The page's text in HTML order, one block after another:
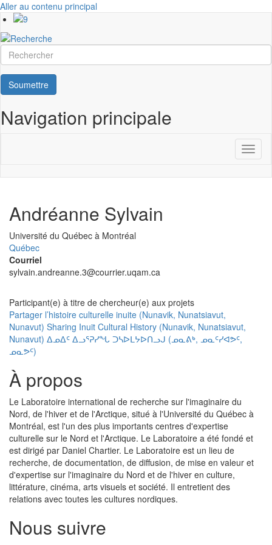
Aller au contenu principal
Rechercher
Soumettre
Navigation principale
Andréanne Sylvain
Université
Université du Québec à Montréal
Québec
Courriel
sylvain.andreanne.3@courrier.uqam.ca
Participant(e) à titre de chercheur(e) aux projets
Partager l’histoire culturelle inuite (Nunavik, Nunatsiavut,
Nunavut) Sharing Inuit Cultural History (Nunavik, Nunatsiavut,
Nunavut) ᐃᓄᐃᑦ ᐃᓗᕐᕈᓯᖓ ᑐᓴᐅᒪᔭᐅᑎᓗᒍ (ᓄᓇᕕᒃ, ᓄᓇᑦᓯᐊᕗᑦ,
ᓄᓇᕗᑦ)
À propos
Le Laboratoire international de recherche sur l'imaginaire du
Nord, de l'hiver et de l'Arctique, situé à l'Université du Québec à
Montréal, est l'un des plus importants centres d'expertise
culturelle sur le Nord et l'Arctique. Le Laboratoire a été fondé et
est dirigé par Daniel Chartier. Le Laboratoire est un lieu de
recherche, de documentation, de diffusion, de mise en valeur et
d'expertise sur l'imaginaire du Nord et de l'hiver en culture,
littérature, cinéma, arts visuels et société. Il entretient des
relations avec toutes les cultures nordiques.
Nous suivre